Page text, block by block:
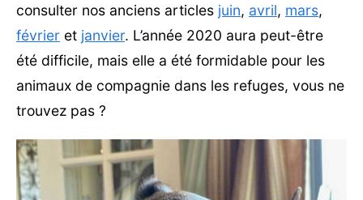
consulter nos anciens articles juin, avril, mars,
février et janvier. L’année 2020 aura peut-être
été difficile, mais elle a été formidable pour les
animaux de compagnie dans les refuges, vous ne
trouvez pas ?